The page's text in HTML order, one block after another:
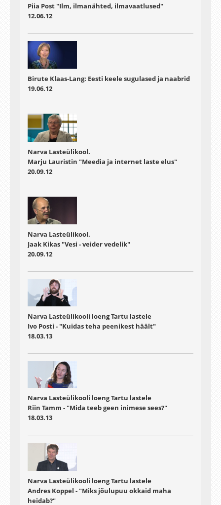
Piia Post "Ilm, ilmanähted, ilmavaatlused"
12.06.12
Birute Klaas-Lang: Eesti keele sugulased ja naabrid
19.06.12
Narva Lasteülikool.
Marju Lauristin "Meedia ja internet laste elus"
20.09.12
Narva Lasteülikool.
Jaak Kikas "Vesi - veider vedelik"
20.09.12
Narva Lasteülikooli loeng Tartu lastele
Ivo Posti - "Kuidas teha peenikest häält"
18.03.13
Narva Lasteülikooli loeng Tartu lastele
Riin Tamm - "Mida teeb geen inimese sees?"
18.03.13
Narva Lasteülikooli loeng Tartu lastele
Andres Koppel - "Miks jõulupuu okkaid maha
heidab?"